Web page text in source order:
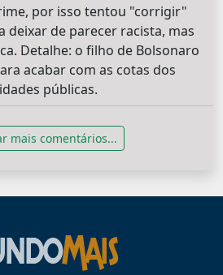
por isso tentou "corrigir"
deixar de parecer racista, mas
Detalhe: o filho de Bolsonaro
acabar com as cotas dos
públicas.
mais comentários...